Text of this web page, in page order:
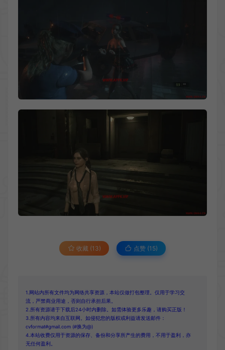
收藏 (13) 点赞 (15)
1.网站内所有文件均为网络共享资源，本站仅做打包整理。仅用于学习交
流，严禁商业用途，否则自行承担后果。
2.所有资源请于下载后24小时内删除。如需体验更多乐趣，请购买正版！
3.所有内容均来自互联网。如侵犯您的版权或利益请发送邮件：
cvformat#gmail.com (#换为@)
4.本站收费仅用于资源的保存、备份和分享所产生的费用，不用于盈利，亦
无任何盈利。